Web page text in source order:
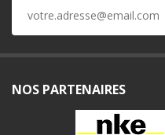
NOS PARTENAIRES